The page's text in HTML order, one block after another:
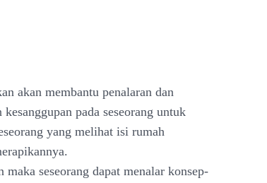
akan membantu penalaran dan
pada seseorang untuk
yang melihat isi rumah
seseorang dapat menalar konsep-